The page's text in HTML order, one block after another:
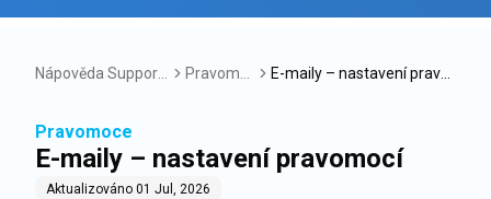
Nápověda Support
Pravomo
E-maily – nastavení pravo
Pravomoce
E-maily – nastavení pravomocí
Aktualizováno 01 Jul, 2026